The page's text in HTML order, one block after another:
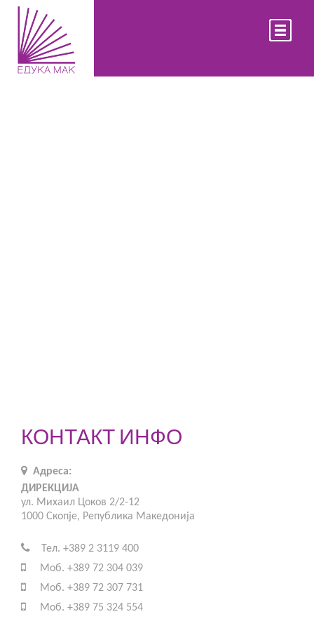
КОНТАКТ ИНФО
Адреса:
ДИРЕКЦИЈА
ул. Михаил Цоков 2/2-12
1000 Скопје, Република Македонија
Тел. +389 2 3119 400
Моб. +389 72 304 039
Моб. +389 72 307 731
Моб. +389 75 324 554